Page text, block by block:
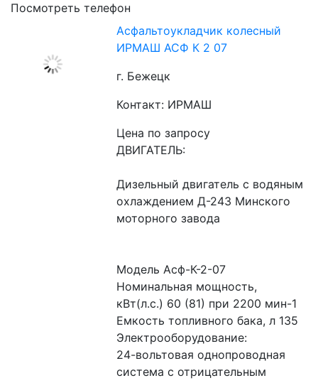
Посмотреть телефон
Асфальтоукладчик колесный
ИРМАШ АСФ К 2 07
г. Бежецк
Контакт: ИРМАШ
Цена по запросу
ДВИГАТЕЛЬ:
Дизельный двигатель с водяным
охлаждением Д-243 Минского
моторного завода
Модель Асф-К-2-07
Номинальная мощность,
кВт(л.с.) 60 (81) при 2200 мин-1
Емкость топливного бака, л 135
Электрооборудование:
24-вольтовая однопроводная
система с отрицательным